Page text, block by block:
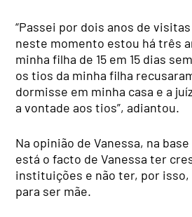
“Passei por dois anos de
neste momento estou há três
minha filha de 15 em 15 dias
os tios da minha filha
dormisse em minha casa e a
a vontade aos tios”, adiantou.
Na opinião de Vanessa, na
está o facto de Vanessa ter
instituições e não ter, por
para ser mãe.